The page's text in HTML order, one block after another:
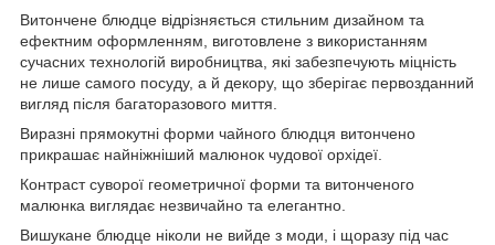
Витончене блюдце відрізняється стильним дизайном та
ефектним оформленням, виготовлене з використанням
сучасних технологій виробництва, які забезпечують міцність
не лише самого посуду, а й декору, що зберігає первозданний
вигляд після багаторазового миття.
Виразні прямокутні форми чайного блюдця витончено
прикрашає найніжніший малюнок чудової орхідеї.
Контраст суворої геометричної форми та витонченого
малюнка виглядає незвичайно та елегантно.
Вишукане блюдце ніколи не вийде з моди, і щоразу під час